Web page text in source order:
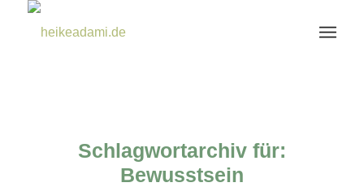
Schlagwortarchiv für:
Bewusstsein